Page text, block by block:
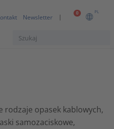
0 PL
Newsletter
rodzaje opasek kablowych,
samozaciskowe,